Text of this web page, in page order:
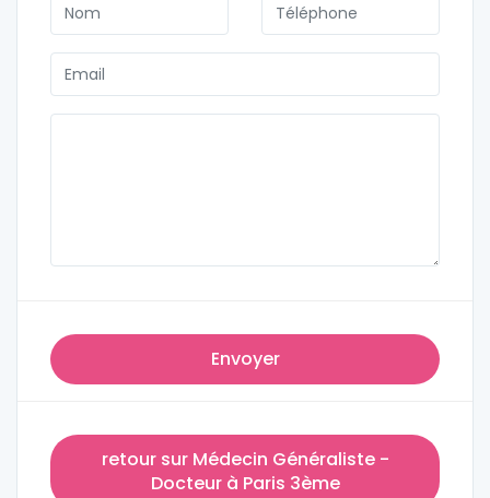
Envoyer
retour sur Médecin Généraliste -
Docteur à Paris 3ème